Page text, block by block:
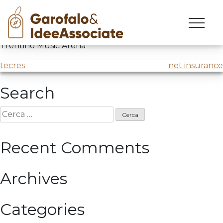
Skip
content
farinetti
Dibattito conFarinetti@Confcommercio
Trentino Music Arena
Navigazione
articoli
tecres net insurance
Search
Ricerca
per:
Recent Comments
Archives
Categories